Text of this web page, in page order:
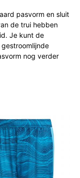
pasvorm en sluit
de trui hebben
Je kunt de
nog verder